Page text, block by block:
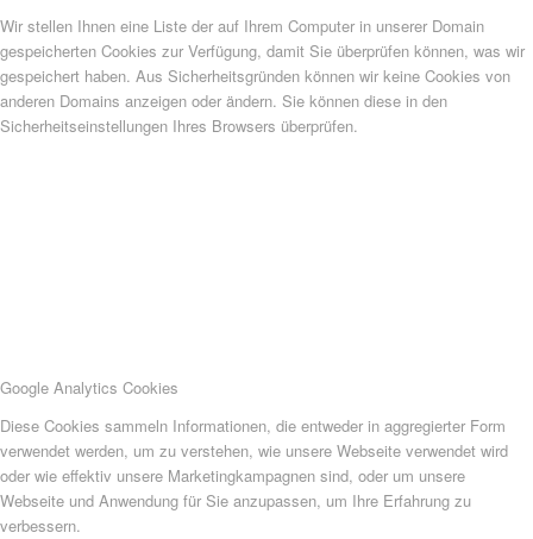
Wir stellen Ihnen eine Liste der auf Ihrem Computer in unserer Domain
gespeicherten Cookies zur Verfügung, damit Sie überprüfen können, was wir
gespeichert haben. Aus Sicherheitsgründen können wir keine Cookies von
anderen Domains anzeigen oder ändern. Sie können diese in den
Sicherheitseinstellungen Ihres Browsers überprüfen.
Google Analytics Cookies
Diese Cookies sammeln Informationen, die entweder in aggregierter Form
verwendet werden, um zu verstehen, wie unsere Webseite verwendet wird
oder wie effektiv unsere Marketingkampagnen sind, oder um unsere
Webseite und Anwendung für Sie anzupassen, um Ihre Erfahrung zu
verbessern.